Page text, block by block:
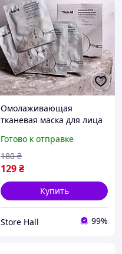
Омолаживающая
тканевая маска для лица
PDRN Rejuvenating Mask,
1 шт
Готово к отправке
129₴
180 ₴
Купить
Store Hall 99%